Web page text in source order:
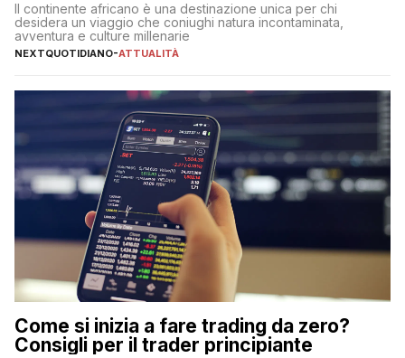
Il continente africano è una destinazione unica per chi
desidera un viaggio che coniughi natura incontaminata,
avventura e culture millenarie
NEXTQUOTIDIANO-ATTUALITÀ
Come si inizia a fare trading da zero?
Consigli per il trader principiante